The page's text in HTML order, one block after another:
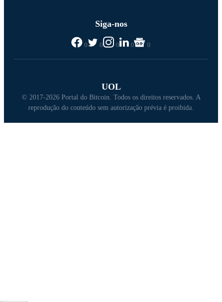
Siga-nos
0 0 0 0 0
UOL
© 2017-2026 Portal do Bitcoin. Todos os direitos reservados. A
reprodução do conteúdo sem autorização prévia é proibida.